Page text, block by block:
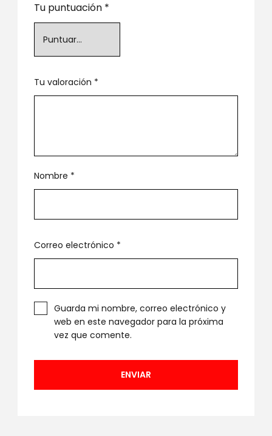
Tu puntuación *
Tu valoración *
Nombre *
Correo electrónico *
Guarda mi nombre, correo electrónico y
web en este navegador para la próxima
vez que comente.